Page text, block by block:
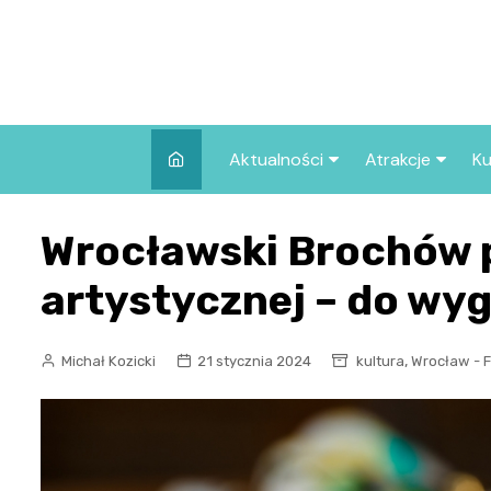
Aktualności
Wszystkie wpisy
Atrakcje
we Wrocławiu
Wrocławiu?
Wrocławski
artystycznej – do
Michał Kozicki 21 stycznia 2024 kultura, Wrocław -